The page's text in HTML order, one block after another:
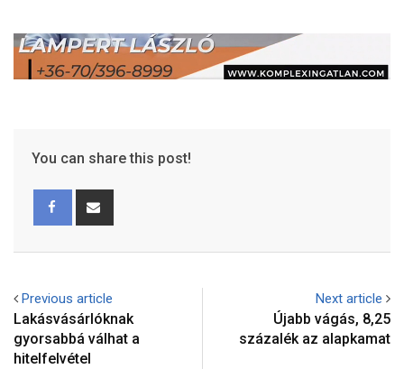
You can share this post!
Previous article
Lakásvásárlóknak
gyorsabbá válhat a
hitelfelvétel
Next article
Újabb vágás, 8,25
százalék az alapkamat